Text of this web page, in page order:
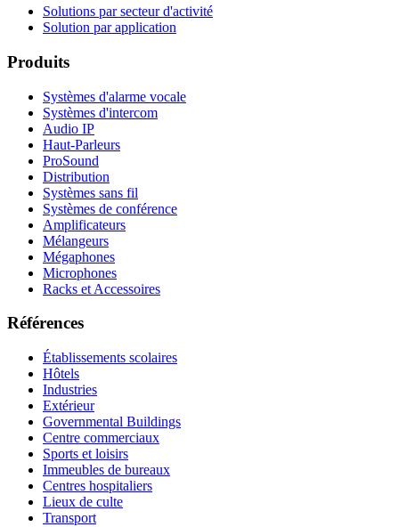
Solutions par secteur d'activité
Solution par application
Produits
Systèmes d'alarme vocale
Systèmes d'intercom
Audio IP
Haut-Parleurs
ProSound
Distribution
Systèmes sans fil
Systèmes de conférence
Amplificateurs
Mélangeurs
Mégaphones
Microphones
Racks et Accessoires
Références
Établissements scolaires
Hôtels
Industries
Extérieur
Governmental Buildings
Centre commerciaux
Sports et loisirs
Immeubles de bureaux
Centres hospitaliers
Lieux de culte
Transport